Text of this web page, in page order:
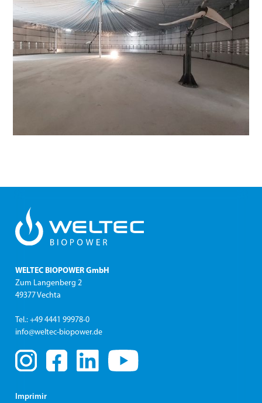
WELTEC BIOPOWER GmbH
Zum Langenberg 2
49377 Vechta
Tel.: +49 4441 99978-0
info@weltec-biopower.de
Imprimir